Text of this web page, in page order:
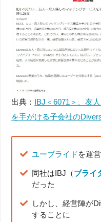
出典： IBJ＜6071＞、友
を手がける子会社の
ユーブライド を運
同社はIBJ（ブライ
だった
しかし、経営陣が
することに